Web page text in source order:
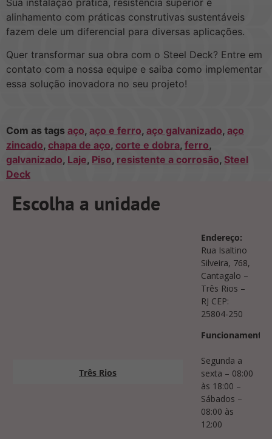
alinhamento com práticas construtivas sustentáveis
fazem dele um diferencial para diversas aplicações.
Quer transformar sua obra com o Steel Deck? Entre em
contato com a nossa equipe e saiba como implementar
essa solução inovadora no seu projeto!
Com as tags aço, aço e ferro, aço galvanizado, aço
zincado, chapa de aço, corte e dobra, ferro,
galvanizado, Laje, Piso, resistente a corrosão, Steel
Deck
Escolha a unidade
Três Rios
Endereço:
Rua Isaltino
Silveira, 768,
Cantagalo –
Três Rios –
RJ CEP:
25804-250
Funcionamento:
Segunda a
sexta – 08:00
às 18:00 –
Sábados –
08:00 às
12:00